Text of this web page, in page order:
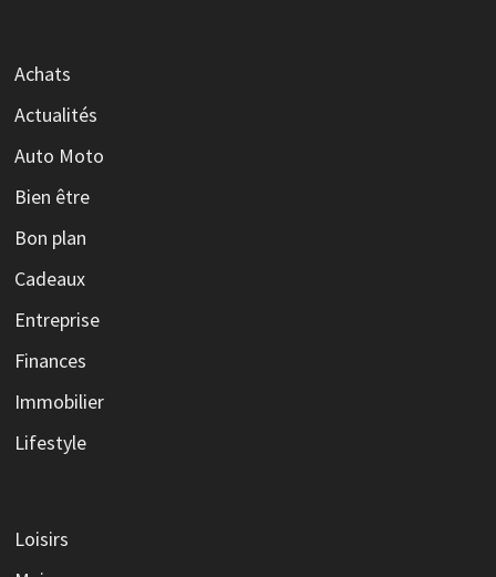
Achats
Actualités
Auto Moto
Bien être
Bon plan
Cadeaux
Entreprise
Finances
Immobilier
Lifestyle
Loisirs